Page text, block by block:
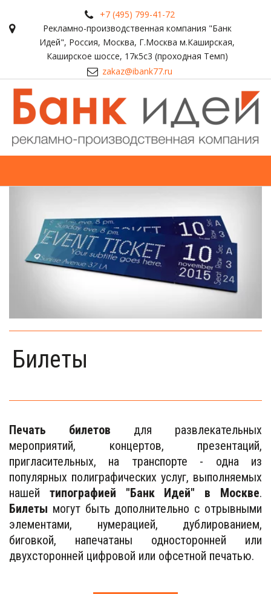
+7 (495) 799-41-72
Рекламно-производственная компания "Банк
Идей", Россия, Москва, Г.Москва м.Каширская,
Каширское шоссе, 17к5с3 (проходная Темп)
zakaz@ibank77.ru
Билеты
Печать билетов для развлекательных
мероприятий, концертов, презентаций,
пригласительных, на транспорте - одна из
популярных полиграфических услуг, выполняемых
нашей типографией "Банк Идей" в Москве.
Билеты могут быть дополнительно с отрывными
элементами, нумерацией, дублированием,
биговкой, напечатаны односторонней или
двухсторонней цифровой или офсетной печатью.